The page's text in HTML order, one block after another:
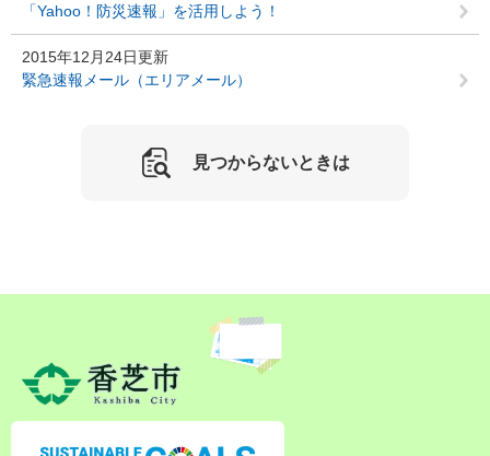
「Yahoo！防災速報」を活用しよう！
2015年12月24日更新
緊急速報メール（エリアメール）
見つからないときは